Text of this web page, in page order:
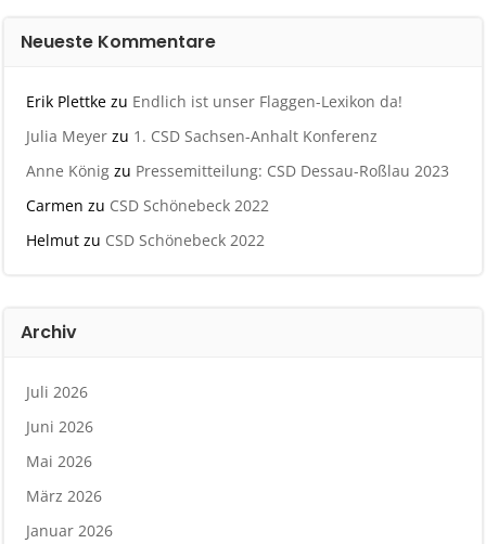
Neueste Kommentare
Erik Plettke zu Endlich ist unser Flaggen-Lexikon da!
Julia Meyer zu 1. CSD Sachsen-Anhalt Konferenz
Anne König zu Pressemitteilung: CSD Dessau-Roßlau 2023
Carmen zu CSD Schönebeck 2022
Helmut zu CSD Schönebeck 2022
Archiv
Juli 2026
Juni 2026
Mai 2026
März 2026
Januar 2026